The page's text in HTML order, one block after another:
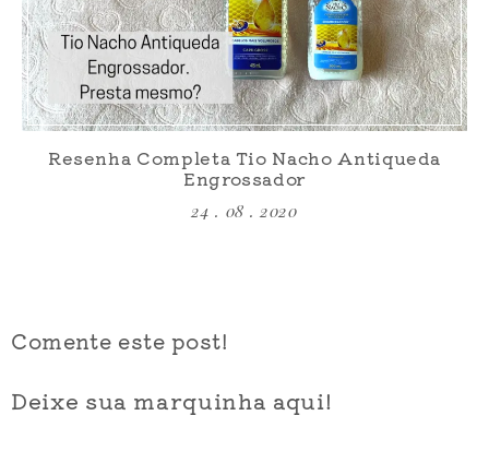
Resenha Completa Tio Nacho Antiqueda
Engrossador
24 . 08 . 2020
Comente este post!
Deixe sua marquinha aqui!